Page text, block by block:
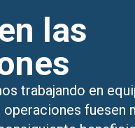
las
trabajando en
operaciones fuesen